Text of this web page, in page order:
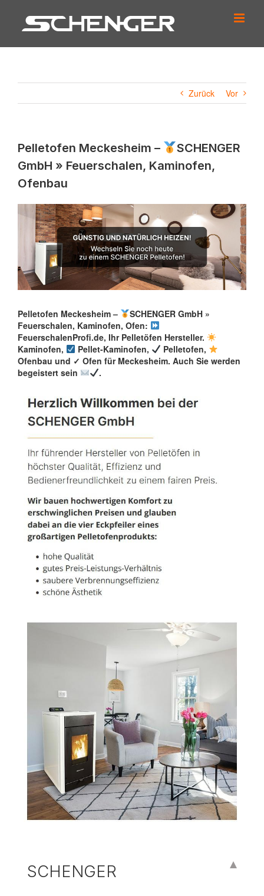
springen
Zurück Vor
Pelletofen Meckesheim –
SCHENGER
GmbH » Feuerschalen, Kaminofen,
Ofenbau
Pelletofen Meckesheim –
SCHENGER GmbH »
Feuerschalen, Kaminofen, Ofen:
FeuerschalenProfi.de, Ihr Pelletöfen Hersteller.
Kaminofen,
Pellet-Kaminofen,
Pelletofen,
Ofenbau und ✓ Ofen für Meckesheim. Auch Sie werden
begeistert sein
.
SCHENGER